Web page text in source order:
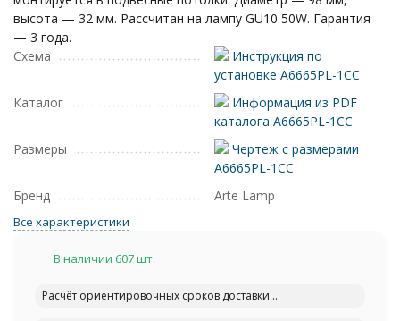
высота — 32 мм. Рассчитан на лампу GU10 50W. Гарантия
— 3 года.
Схема
Инструкция по
установке A6665PL-1CC
Каталог
Информация из PDF
каталога A6665PL-1CC
Размеры
Чертеж с размерами
A6665PL-1CC
Бренд
Arte Lamp
Все характеристики
В наличии 607 шт.
Расчёт ориентировочных сроков доставки...